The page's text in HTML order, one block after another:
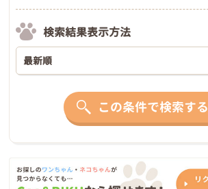
検索結果表示方法
この条件で検索する